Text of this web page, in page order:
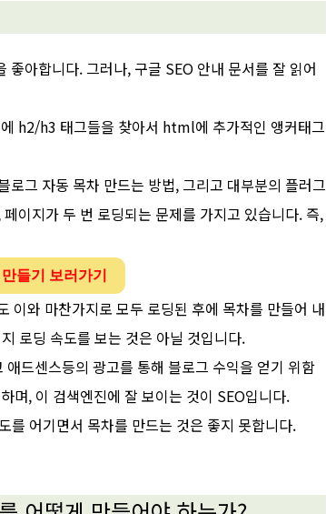
아합니다. 그러나, 구글 SEO 안내 문서를 잘 읽어
h2/h3 태그들을 찾아서 html에 추가적인 앵커태그
그 자동 목차 만드는 방법, 그리고 대부분의 플러그
이지가 두 번 로딩되는 문제를 가지고 있습니다. 즉,
들기 보러가기
와 마찬가지로 모두 로딩된 후에 목차를 만들어 내
로딩 속도를 보는 것은 아닐 것입니다.
드센스등의 광고를 통해 블로그 수익을 얻기 위함
며, 이 검색엔진에 잘 보이는 것이 SEO입니다.
를 어기면서 목차를 만드는 것은 좋지 못합니다.